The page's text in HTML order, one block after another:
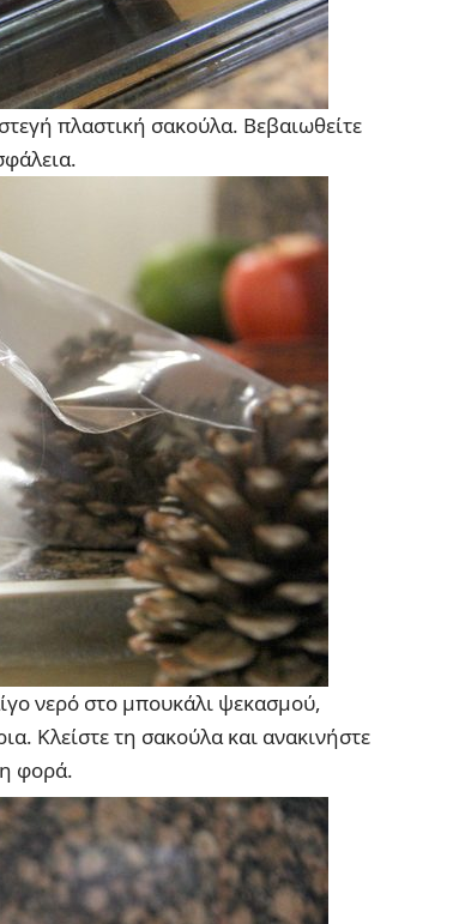
πλαστική σακούλα. Βεβαιωθείτε
νερό στο μπουκάλι ψεκασμού,
Κλείστε τη σακούλα και ανακινήστε
φορά.